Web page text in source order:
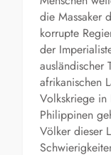
die Massaker
korrupte
der
ausländischer
afrikanischen
Volkskriege
Philippinen
Völker dieser